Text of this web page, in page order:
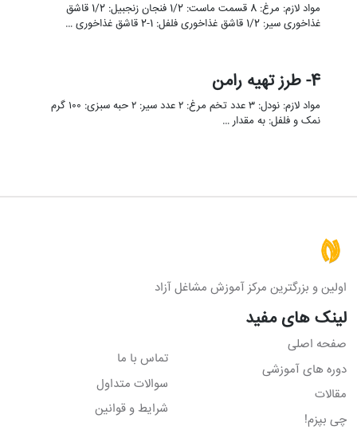
مواد لازم: مرغ: 8 قسمت ماست: 1/2 فنجان زنجبیل: 1/2 قاشق
غذاخوری سیر: 1/2 قاشق غذاخوری فلفل: 1-2 قاشق غذاخوری …
4- طرز تهیه رامن
مواد لازم: نودل: ۳ عدد تخم مرغ: ۲ عدد سیر: ۲ حبه سبزی: ۱۰۰ گرم
نمک و فلفل: به مقدار …
اولین و بزرگترین مرکز آموزش مشاغل آزاد
لینک های مفید
صفحه اصلی
دوره های آموزشی
مقالات
چی بپزم!
تماس با ما
سوالات متداول
شرایط و قوانین